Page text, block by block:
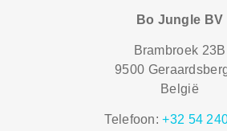
Bo Jungle BV
Brambroek 23B
9500
België
Telefoon:+32 54